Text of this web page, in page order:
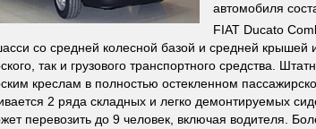
автомобиля
FIAT Ducato
со средней колесной базой и средней крышей
так и грузового транспортного средства.
креслам в полностью остекленном
2 ряда складных и легко демонтируемых
перевозить до 9 человек, включая водителя.